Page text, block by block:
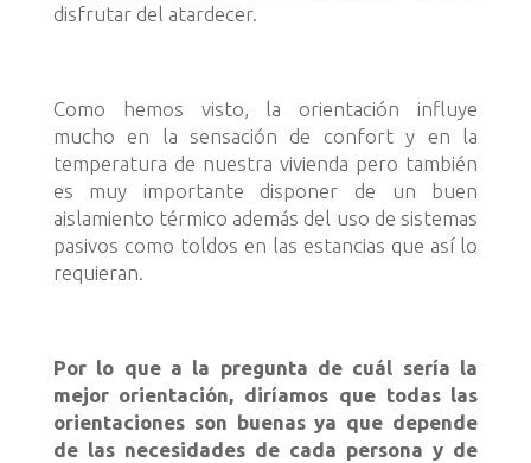
disfrutar del atardecer.
Como hemos visto, la orientación influye
mucho en la sensación de confort y en la
temperatura de nuestra vivienda pero también
es muy importante disponer de un buen
aislamiento térmico además del uso de sistemas
pasivos como toldos en las estancias que así lo
requieran.
Por lo que a la pregunta de cuál sería la
mejor orientación, diríamos que todas las
orientaciones son buenas ya que depende
de las necesidades de cada persona y de